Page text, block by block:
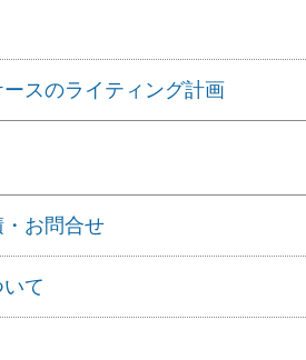
スのライティング計画
お問合せ
て